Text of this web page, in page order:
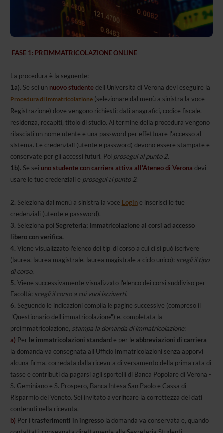
FASE 1: PREIMMATRICOLAZIONE ONLINE
La procedura è la seguente:
1a). Se sei un nuovo studentedell'Università di Verona devi eseguire la
Procedura di Immatricolazione(selezionare dal menù a sinistra la voce
Registrazione) dove vengono richiesti: dati anagrafici, codice fiscale,
residenza, recapiti, titolo di studio. Al termine della procedura vengono
rilasciati un nome utente e una password per effettuare l'accesso al
sistema. Le credenziali (utente e password) devono essere stampate e
conservate per gli accessi futuri. Poi prosegui al punto 2.
1b). Se sei uno studente con carriera attiva all'Ateneo di Verona devi
usare le tue credenziali e prosegui al punto 2.
2. Seleziona dal menù a sinistra la voce Logine inserisci le tue
credenziali (utente e password).
3. Seleziona poi Segreteria; Immatricolazione ai corsi ad accesso
libero con verifica.
4. Viene visualizzato l'elenco dei tipi di corso a cui ci si può iscrivere
(laurea, laurea magistrale, laurea magistrale a ciclo unico): scegli il tipo
di corso.
5. Viene successivamente visualizzato l'elenco dei corsi suddiviso per
Facoltà: scegli il corso a cui vuoi iscriverti.
6. Seguendo le indicazioni compila le pagine successive (compreso il
"Questionario dell'immatricolazione") e, completata la
preimmatricolazione, stampa la domanda di immatricolazione:
a) Per le immatricolazioni standarde per le abbreviazioni di carriera
la domanda va consegnata all'Ufficio Immatricolazioni senza apporvi
alcuna firma, corredata dalla ricevuta di versamento della prima rata di
tasse e contributi da pagarsi agli sportelli di Banca Popolare di Verona -
S. Geminiano e S. Prospero, Banca Intesa San Paolo e Cassa di
Risparmio del Veneto. Sei invitato a verificare la correttezza dei dati
contenuti nella ricevuta.
b) Per i trasferimenti in ingresso la domanda va conservata e, quando
contattati, consegnata direttamente alla Segreteria Studenti.